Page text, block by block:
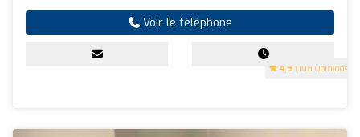
4.9 (108 Opinions)
Voir le téléphone